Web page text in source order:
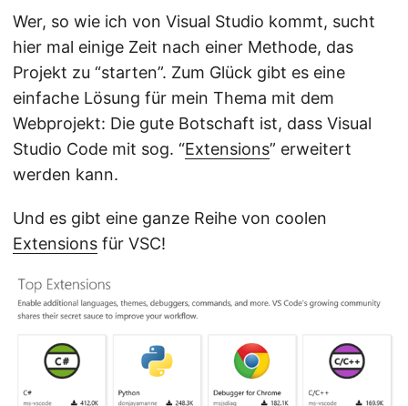
Wer, so wie ich von Visual Studio kommt, sucht
hier mal einige Zeit nach einer Methode, das
Projekt zu “starten”. Zum Glück gibt es eine
einfache Lösung für mein Thema mit dem
Webprojekt: Die gute Botschaft ist, dass Visual
Studio Code mit sog. “Extensions” erweitert
werden kann.
Und es gibt eine ganze Reihe von coolen
Extensions für VSC!